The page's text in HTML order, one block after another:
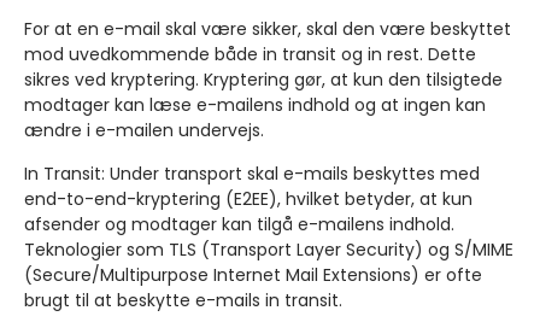
For at en e-mail skal være sikker, skal den være beskyttet
mod uvedkommende både in transit og in rest. Dette
sikres ved kryptering. Kryptering gør, at kun den tilsigtede
modtager kan læse e-mailens indhold og at ingen kan
ændre i e-mailen undervejs.
In Transit: Under transport skal e-mails beskyttes med
end-to-end-kryptering (E2EE), hvilket betyder, at kun
afsender og modtager kan tilgå e-mailens indhold.
Teknologier som TLS (Transport Layer Security) og S/MIME
(Secure/Multipurpose Internet Mail Extensions) er ofte
brugt til at beskytte e-mails in transit.